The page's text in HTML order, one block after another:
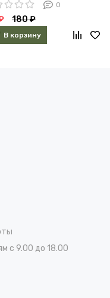
0
180 ₽
В корзину
с 9.00 до 18.00